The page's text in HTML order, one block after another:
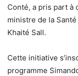
Conté, a pris part à
ministre de la
Khaité Sall.
Cette initiative
programme